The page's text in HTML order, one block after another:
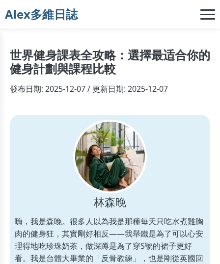
Alex多維日誌
世界健身課表全攻略：選擇最适合你的
健身計劃與課程比較
發布日期: 2025-12-07 / 更新日期: 2025-12-07
林森晚
嗨，我是森晚。很多人以為我是那種每天只吃水煮雞胸
肉的健身狂，其實剛好相反——我舉鐵是為了可以心安
理得地吃珍珠奶茶，做深蹲是為了穿S號的裙子更好
看。我是台體大畢業的「反骨教練」，也是剛從英國回